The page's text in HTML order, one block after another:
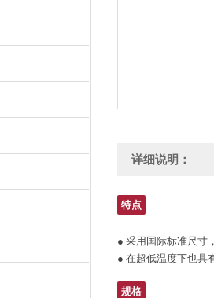
详细说明：
特点
● 采用国际标准尺寸
● 在超低温度下也具
规格